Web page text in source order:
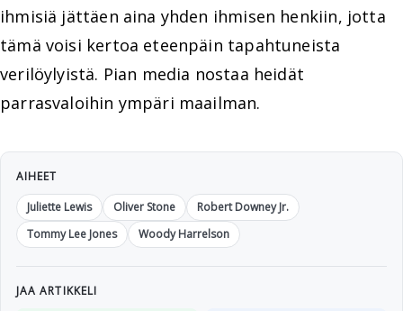
ihmisiä jättäen aina yhden ihmisen henkiin, jotta
tämä voisi kertoa eteenpäin tapahtuneista
verilöylyistä. Pian media nostaa heidät
parrasvaloihin ympäri maailman.
AIHEET
Juliette Lewis
Oliver Stone
Robert Downey Jr.
Tommy Lee Jones
Woody Harrelson
JAA ARTIKKELI